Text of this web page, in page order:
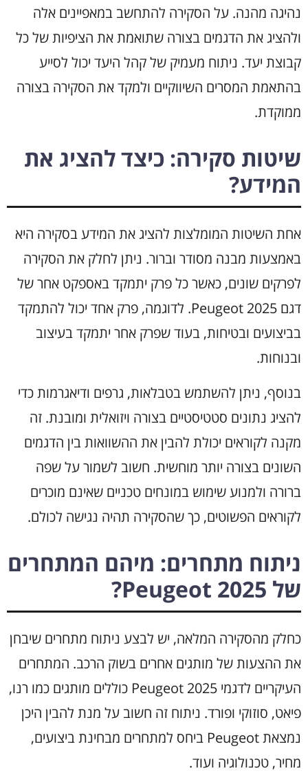
נהיגה מהנה. על הסקירה להתחשב במאפיינים אלה
ולהציג את הדגמים בצורה שתואמת את הציפיות של כל
קבוצת יעד. ניתוח מעמיק של קהל היעד יכול לסייע
בהתאמת המסרים השיווקיים ולמקד את הסקירה בצורה
ממוקדת.
שיטות סקירה: כיצד להציג את
המידע?
אחת השיטות המומלצות להציג את המידע בסקירה היא
באמצעות מבנה מסודר וברור. ניתן לחלק את הסקירה
לפרקים שונים, כאשר כל פרק יתמקד באספקט אחר של
דגם Peugeot 2025. לדוגמה, פרק אחד יכול להתמקד
בביצועים ובטיחות, בעוד שפרק אחר יתמקד בעיצוב
ובנוחות.
בנוסף, ניתן להשתמש בטבלאות, גרפים ודיאגרמות כדי
להציג נתונים סטטיסטיים בצורה ויזואלית ומובנת. זה
מקנה לקוראים יכולת להבין את ההשוואות בין הדגמים
השונים בצורה יותר מוחשית. חשוב לשמור על שפה
ברורה ולמנוע שימוש במונחים טכניים שאינם מוכרים
לקוראים הפשוטים, כך שהסקירה תהיה נגישה לכולם.
ניתוח מתחרים: מיהם המתחרים
של Peugeot 2025?
כחלק מהסקירה המלאה, יש לבצע ניתוח מתחרים שיבחן
את ההצעות של מותגים אחרים בשוק הרכב. המתחרים
העיקריים לדגמי Peugeot 2025 כוללים מותגים כמו רנו,
פיאט, סוזוקי ופורד. ניתוח זה חשוב על מנת להבין היכן
נמצאת Peugeot ביחס למתחרים מבחינת ביצועים,
מחיר, טכנולוגיה ועוד.